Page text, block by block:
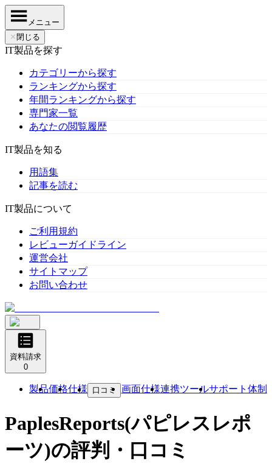
メニュー
✕ 閉じる
IT製品を探す
カテゴリーから探す
ランキングから探す
年間ランキングから探す
専門家一覧
あなたの閲覧履歴
IT製品を知る
用語集
記事を読む
IT製品について
ご利用規約
レビューガイドライン
運営会社
サイトマップ
お問い合わせ
資料請求
0
製品価格仕様 口コミ 画面仕様連携ツールサポート体制
PaplesReports(パピレスレポ
ーツ)の評判・口コミ